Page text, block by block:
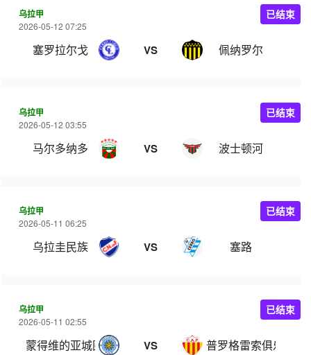
乌拉甲
2026-05-12 07:25
塞罗拉尔戈 VS 佩纳罗尔
已结束
乌拉甲
2026-05-12 03:55
马尔多纳多 VS 波士顿河
已结束
乌拉甲
2026-05-11 06:25
乌拉圭民族 VS 塞路
已结束
乌拉甲
2026-05-11 02:55
蒙得维的亚城图尔克 VS 普罗格雷索俱乐部
已结束